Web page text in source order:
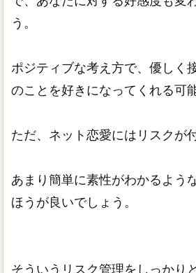
う。
ポジティブな考え方で、優しく
のことを好きになってくれる可
ただ、ネット恋愛にはリスクが
あまり簡単に素性がわかるよう
ほうが良いでしょう。
そういうリスク管理をしっかり